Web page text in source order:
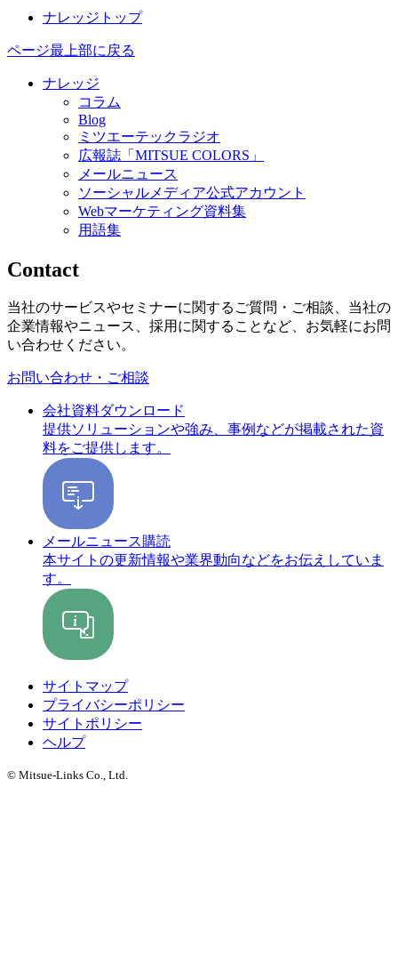
ナレッジトップ
ページ最上部に戻る
ナレッジ
コラム
Blog
ミツエーテックラジオ
広報誌「MITSUE COLORS」
メールニュース
ソーシャルメディア公式アカウント
Webマーケティング資料集
用語集
Contact
当社のサービスやセミナーに関するご質問・ご相談、当社の
企業情報やニュース、採用に関することなど、お気軽にお問
い合わせください。
お問い合わせ・ご相談
会社資料ダウンロード
提供ソリューションや強み、事例などが掲載された資
料をご提供します。
メールニュース購読
本サイトの更新情報や業界動向などをお伝えしていま
す。
サイトマップ
プライバシーポリシー
サイトポリシー
ヘルプ
© Mitsue-Links Co., Ltd.